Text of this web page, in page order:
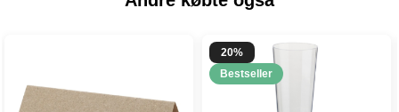
20%
Bestseller